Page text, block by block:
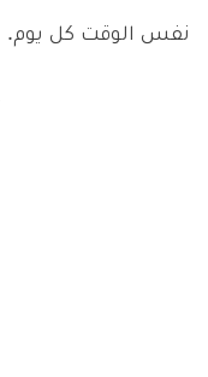
نفس الوقت كل يوم.